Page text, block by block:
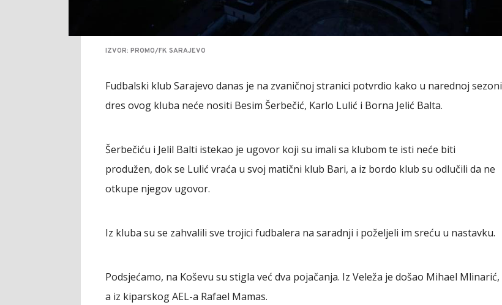
IZVOR: PROMO/FK SARAJEVO
Fudbalski klub Sarajevo danas je na zvaničnoj stranici potvrdio kako u narednoj sezoni
dres ovog kluba neće nositi Besim Šerbečić, Karlo Lulić i Borna Jelić Balta.
Šerbečiću i Jelil Balti istekao je ugovor koji su imali sa klubom te isti neće biti
produžen, dok se Lulić vraća u svoj matični klub Bari, a iz bordo klub su odlučili da ne
otkupe njegov ugovor.
Iz kluba su se zahvalili sve trojici fudbalera na saradnji i poželjeli im sreću u nastavku.
Podsjećamo, na Koševu su stigla već dva pojačanja. Iz Veleža je došao Mihael Mlinarić,
a iz kiparskog AEL-a Rafael Mamas.